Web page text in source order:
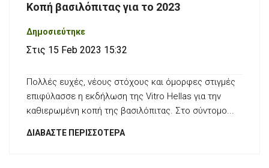
Κοπή βασιλόπιτας για το 2023
Δημοσιεύτηκε
Στις 15 Feb 2023 15:32
Πολλές ευχές, νέους στόχους και όμορφες στιγμές
επιφύλασσε η εκδήλωση της Vitro Hellas για την
καθιερωμένη κοπή της βασιλόπιτας. Στο σύντομο...
ΔΙΑΒΆΣΤΕ ΠΕΡΙΣΣΌΤΕΡΑ